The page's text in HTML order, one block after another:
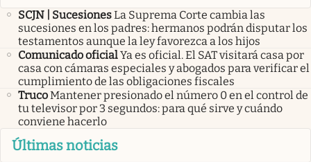
SCJN | SucesionesLa Suprema Corte cambia las
sucesiones en los padres: hermanos podrán disputar los
testamentos aunque la ley favorezca a los hijos
Comunicado oficialYa es oficial. El SAT visitará casa por
casa con cámaras especiales y abogados para verificar el
cumplimiento de las obligaciones fiscales
TrucoMantener presionado el número 0 en el control de
tu televisor por 3 segundos: para qué sirve y cuándo
conviene hacerlo
Últimas noticias